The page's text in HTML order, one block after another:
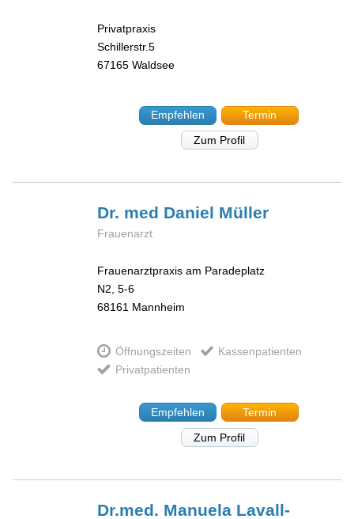
Privatpraxis
Schillerstr.5
67165 Waldsee
Empfehlen
Termin
Zum Profil
Dr. med Daniel Müller
Frauenarzt
Frauenarztpraxis am Paradeplatz
N2, 5-6
68161 Mannheim
Öffnungszeiten
Kassenpatienten
Privatpatienten
Empfehlen
Termin
Zum Profil
Dr.med. Manuela Lavall-